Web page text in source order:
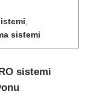
sistemi
sistemi